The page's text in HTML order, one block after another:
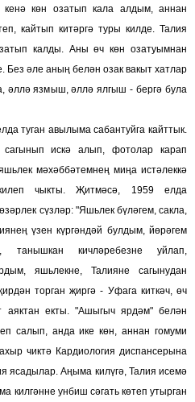
көн озатып кала алдым, аннан
кайтып китәргә туры килде. Талия
калды. Аны өч көн озатуымнан
Без әле аның белән озак вакыт хатлар
язмыш, әллә ялгыш - бергә була
туган авылыма сабантуйга кайттык.
искә алып, фотолар карап
мәхәббәтемнең миңа истәлеккә
чыкты. Җитмәсә, 1959 елда
сүзләр: "Яшьлек бүләгем, сакла,
үзен күргәндәй булдым, йөрәгем
танышкан кичләребезне уйлап,
яшьлекне, Талияне сагынудан
торган җиргә - Уфага киткәч, өч
аяктан екты. "Ашыгыч ярдәм" белән
салып, анда ике көн, аннан гомуми
чиктә Кардиология диспансерына
ясадылар. Аңыма килүгә, Талия исемә
килгәнне унбиш сәгать көтеп утырган